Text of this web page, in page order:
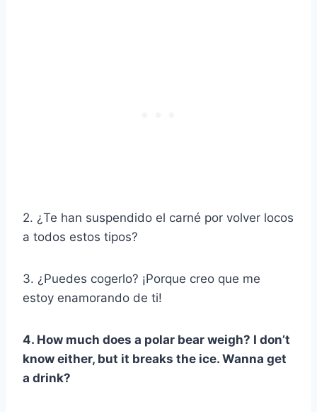
2. ¿Te han suspendido el carné por volver locos
a todos estos tipos?
3. ¿Puedes cogerlo? ¡Porque creo que me
estoy enamorando de ti!
4. How much does a polar bear weigh? I don’t
know either, but it breaks the ice. Wanna get
a drink?